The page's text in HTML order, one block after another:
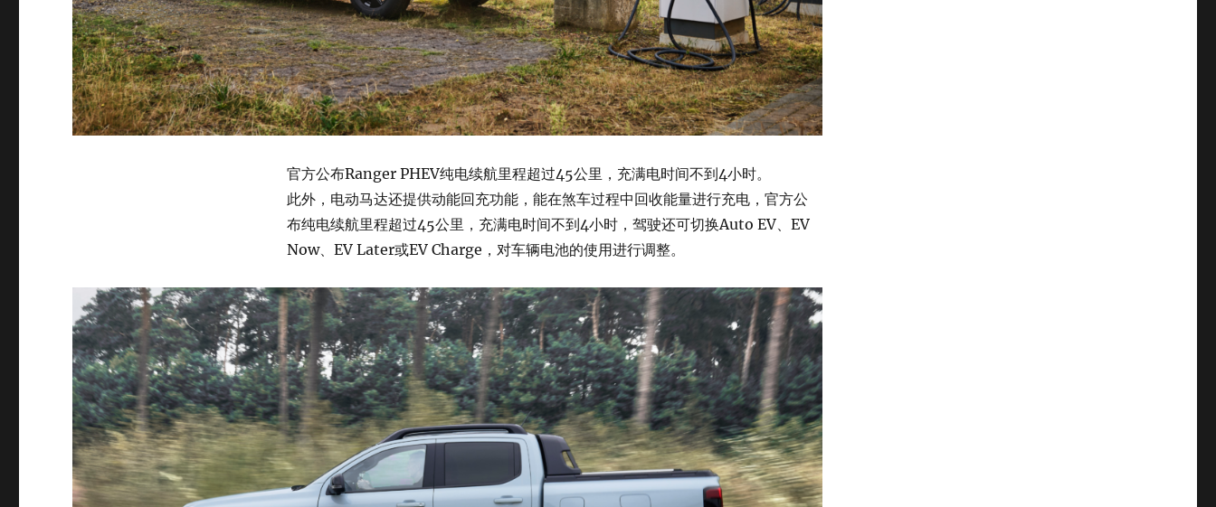
官方公布Ranger PHEV纯电续航里程超过45公里，充满电时间不到4小时。
此外，电动马达还提供动能回充功能，能在煞车过程中回收能量进行充电，官方公
布纯电续航里程超过45公里，充满电时间不到4小时，驾驶还可切换Auto EV、EV
Now、EV Later或EV Charge，对车辆电池的使用进行调整。